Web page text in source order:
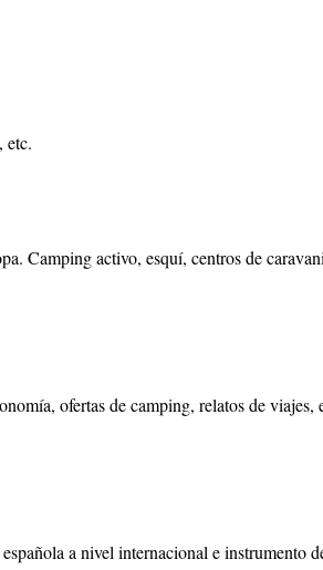
etc.
Camping activo, esquí, centros de
ofertas de camping, relatos de viajes,
a nivel internacional e instrumento